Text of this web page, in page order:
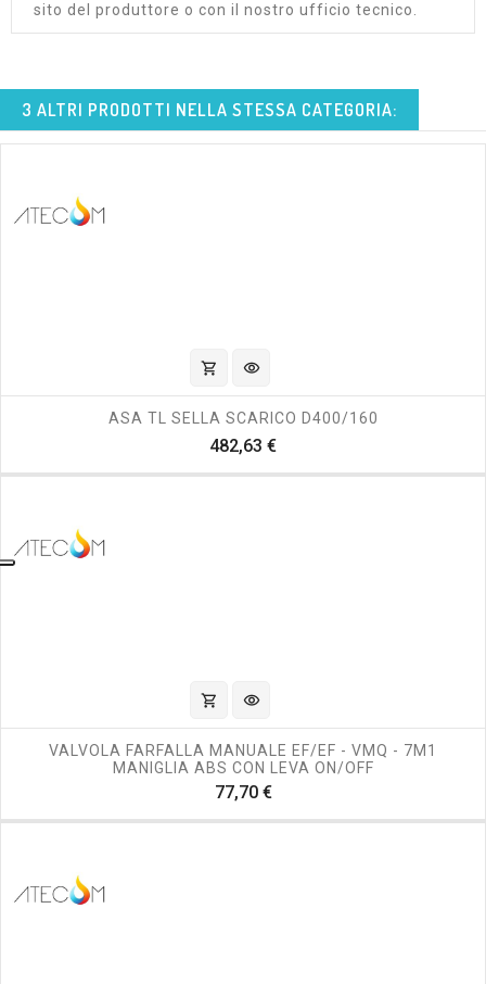
sito del produttore o con il nostro ufficio tecnico.
3 ALTRI PRODOTTI NELLA STESSA CATEGORIA:
shopping_cart visibility
ASA TL SELLA SCARICO D400/160
482,63 €Prezzo
shopping_cart visibility
VALVOLA FARFALLA MANUALE EF/EF - VMQ - 7M1
MANIGLIA ABS CON LEVA ON/OFF
77,70 €Prezzo